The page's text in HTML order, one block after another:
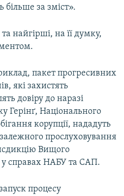
більше за зміст».
найгірші, на її думку,
пакет прогресивних
які захистять
довіру до наразі
Герінґ, Національного
корупції, нададуть
прослуховування
Вищого
у справах НАБУ та САП.
процесу